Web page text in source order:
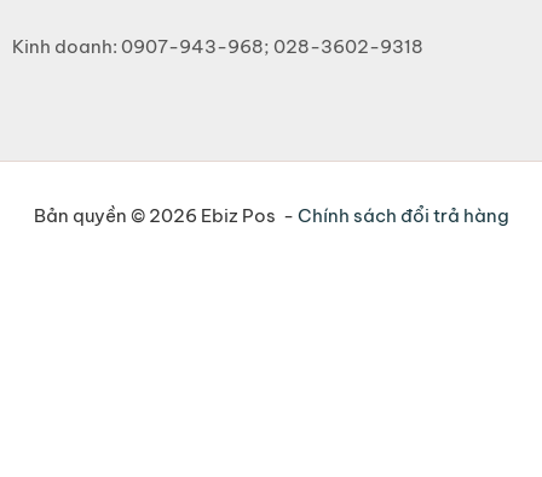
Kinh doanh: 0907-943-968; 028-3602-9318
Bản quyền © 2026 Ebiz Pos - Chính sách đổi trả hàng